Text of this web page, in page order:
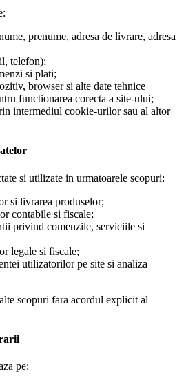
prenume, adresa de livrare, adresa
telefon);
si plati;
browser si alte date tehnice
functionarea corecta a site-ului;
intermediul cookie-urilor sau al altor
si utilizate in urmatoarele scopuri:
si livrarea produselor;
contabile si fiscale;
privind comenzile, serviciile si
legale si fiscale;
utilizatorilor pe site si analiza
scopuri fara acordul explicit al
pe: